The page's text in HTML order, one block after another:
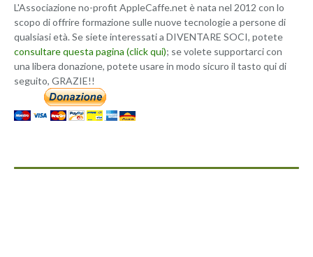
L'Associazione no-profit AppleCaffe.net è nata nel 2012 con lo
scopo di offrire formazione sulle nuove tecnologie a persone di
qualsiasi età. Se siete interessati a DIVENTARE SOCI, potete
consultare questa pagina (click qui); se volete supportarci con
una libera donazione, potete usare in modo sicuro il tasto qui di
seguito, GRAZIE!!